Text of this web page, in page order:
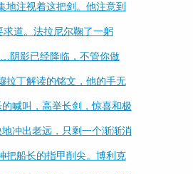
地注视着这把剑。他注意到
求道。法拉尼尔鞠了一躬
阴影已经降临，不管你做
拉丁解读的铭文，他的手无
喊叫，高举长剑，惊喜和极
冲出老远，只剩一个渐渐消
把船长的指甲削尖。博利克